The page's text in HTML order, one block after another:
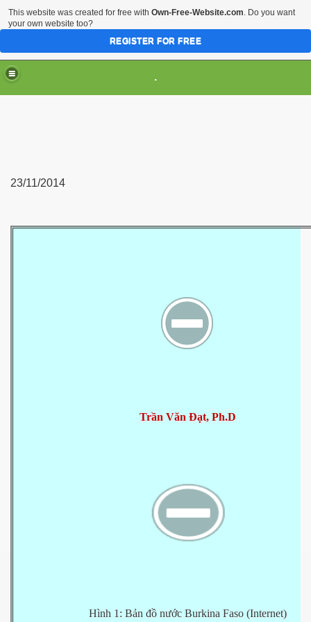
.
23/11/2014
Trần Văn Đạt, Ph.D
Hình 1: Bản đồnước Burkina Faso (Internet)
This website was created for free with Own-Free-Website.com. Do you want
your own website too?
REGISTER FOR FREE